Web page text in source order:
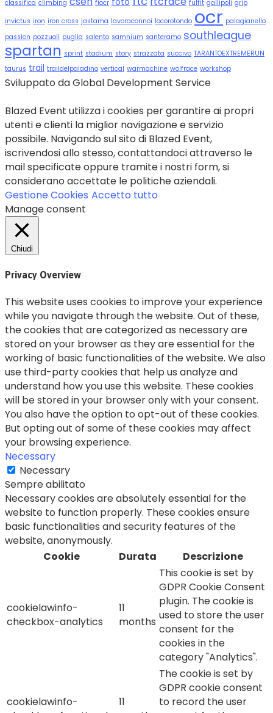
classifica climbing fiocr fulfit gallipoli grip
invictus iron iron cross jastama lavoraconnoi locorotondo ocr palagianello
passion pozzuoli puglia salento samnium santeramo southleague
spartan sprint stadium story strazzata succivo TARANTOEXTREMERUN
taurus trail traildelpaladino vertical warmachine wolfrace workshop
Sviluppato da Global Development Service
Blazed Event utilizza i cookies per garantire ai propri
utenti e clienti la miglior navigazione e servizio
possibile. Navigando sul sito di Blazed Event,
iscrivendosi allo stesso, contattandoci attraverso le
mail specificate oppure tramite i nostri form, si
considerano accettate le politiche aziendali.
Gestione Cookies Accetto tutto
Manage consent
Chiudi
Privacy Overview
This website uses cookies to improve your experience
while you navigate through the website. Out of these,
the cookies that are categorized as necessary are
stored on your browser as they are essential for the
working of basic functionalities of the website. We also
use third-party cookies that help us analyze and
understand how you use this website. These cookies
will be stored in your browser only with your consent.
You also have the option to opt-out of these cookies.
But opting out of some of these cookies may affect
your browsing experience.
Necessary
Necessary
Sempre abilitato
Necessary cookies are absolutely essential for the
website to function properly. These cookies ensure
basic functionalities and security features of the
website, anonymously.
Cookie
Durata Descrizione
cookielawinfo-
checkbox-analytics
11
months
This cookie is set by
GDPR Cookie Consent
plugin. The cookie is
used to store the user
consent for the
cookies in the
category "Analytics".
cookielawinfo-
11
The cookie is set by
GDPR cookie consent
to record the user